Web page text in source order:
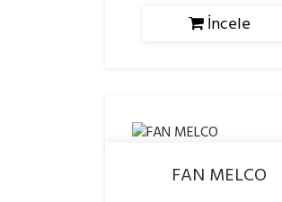
İncele
FAN MELCO